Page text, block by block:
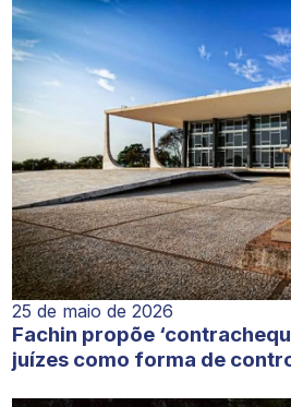
25 de maio de 2026
Fachin propõe
juízes como forma de